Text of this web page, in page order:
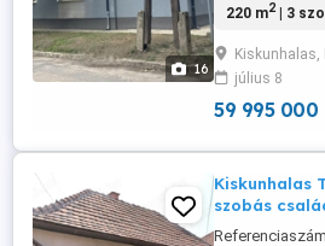
16
ház! Eladásra
160 m2
nincs kész) -
- rendkívül
220 m2| 3
Kiskunhalas,
július 8
59 995 000
Kiskunhalas
szobás